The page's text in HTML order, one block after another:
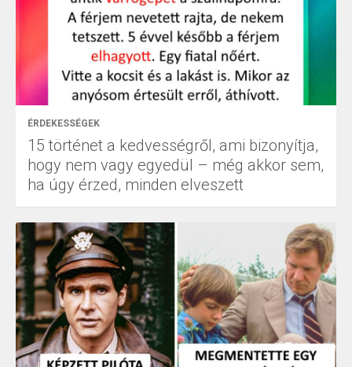
ÉRDEKESSÉGEK
15 történet a kedvességről, ami bizonyítja,
hogy nem vagy egyedül – még akkor sem,
ha úgy érzed, minden elveszett